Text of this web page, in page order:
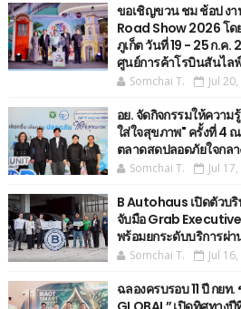
ขอเชิญขวน ชม ช้อป ง
Road Show 2026 โ
ภูเก็ต วันที่ 19 - 25 ก.ค
ศูนย์การค้าโรบินสันไล
Somchai T. Jul
อย. จัดกิจกรรมให้ความ
ใส่ใจสุขภาพ" ครั้งที่ 4
ตลาดสดปลอดภัยใจกลา
Somchai T. Jul
B Autohaus เปิดตัวบ
จับมือ Grab Executive
พร้อมยกระดับบริการผ่
Somchai T. Jul
ฉลองครบรอบ 11 ปี กยท.